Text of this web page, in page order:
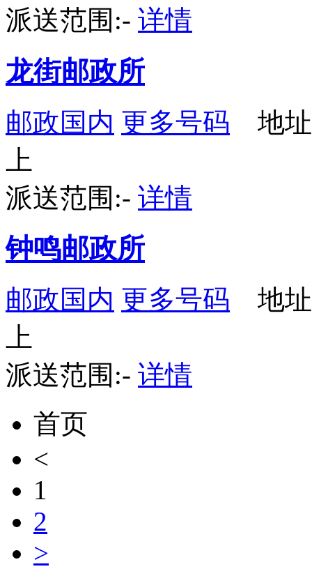
派送范围:- 详情
龙街邮政所
邮政国内 更多号码 地址
上
派送范围:- 详情
钟鸣邮政所
邮政国内 更多号码 地址
上
派送范围:- 详情
首页
<
1
2
>